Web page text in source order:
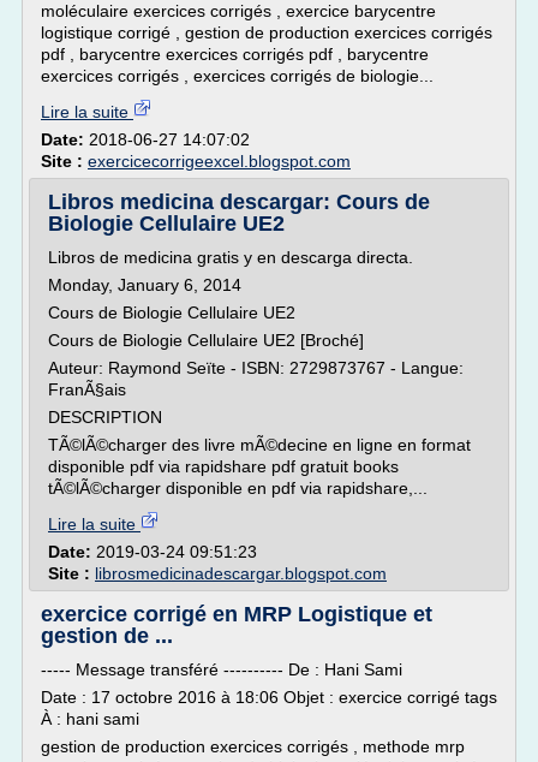
moléculaire exercices corrigés , exercice barycentre
logistique corrigé , gestion de production exercices corrigés
pdf , barycentre exercices corrigés pdf , barycentre
exercices corrigés , exercices corrigés de biologie...
Lire la suite
Date: 2018-06-27 14:07:02
Site : exercicecorrigeexcel.blogspot.com
Libros medicina descargar: Cours de
Biologie Cellulaire UE2
Libros de medicina gratis y en descarga directa.
Monday, January 6, 2014
Cours de Biologie Cellulaire UE2
Cours de Biologie Cellulaire UE2 [Broché]
Auteur: Raymond Seïte - ISBN: 2729873767 - Langue:
FranÃ§ais
DESCRIPTION
TÃ©lÃ©charger des livre mÃ©decine en ligne en format
disponible pdf via rapidshare pdf gratuit books
tÃ©lÃ©charger disponible en pdf via rapidshare,...
Lire la suite
Date: 2019-03-24 09:51:23
Site : librosmedicinadescargar.blogspot.com
exercice corrigé en MRP Logistique et
gestion de ...
----- Message transféré ---------- De : Hani Sami
Date : 17 octobre 2016 à 18:06 Objet : exercice corrigé tags
À : hani sami
gestion de production exercices corrigés , methode mrp